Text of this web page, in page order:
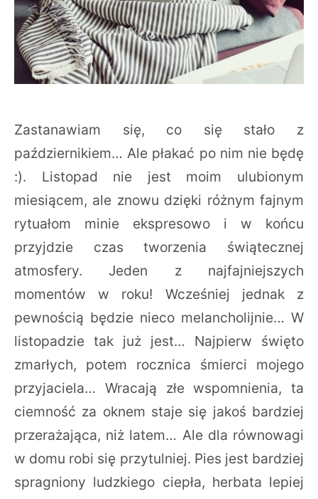
Zastanawiam się, co się stało z
październikiem… Ale płakać po nim nie będę
:). Listopad nie jest moim ulubionym
miesiącem, ale znowu dzięki różnym fajnym
rytuałom minie ekspresowo i w końcu
przyjdzie czas tworzenia świątecznej
atmosfery. Jeden z najfajniejszych
momentów w roku! Wcześniej jednak z
pewnością będzie nieco melancholijnie… W
listopadzie tak już jest… Najpierw święto
zmarłych, potem rocznica śmierci mojego
przyjaciela… Wracają złe wspomnienia, ta
ciemność za oknem staje się jakoś bardziej
przerażająca, niż latem… Ale dla równowagi
w domu robi się przytulniej. Pies jest bardziej
spragniony ludzkiego ciepła, herbata lepiej